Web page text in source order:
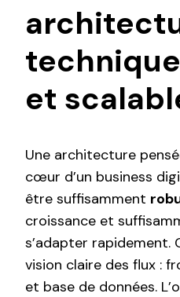
et
Une architecture
cœur d’un business
être suffisamment
croissance et
s’adapter rapidement.
vision claire des flux :
et base de données.